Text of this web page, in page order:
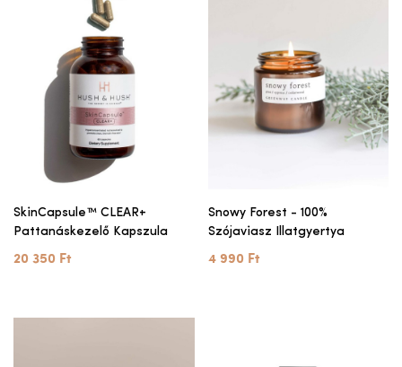
SkinCapsule™ CLEAR+
Pattanáskezelő Kapszula
20 350 Ft
Snowy Forest - 100%
Szójaviasz Illatgyertya
4 990 Ft